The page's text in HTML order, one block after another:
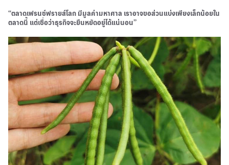
“ตลาดเฟรนช์ฟรายส์โลก มีมูลค่ามหาศาล เราอาจขอส่วนแบ่งเพียงเล็กน้อยใน
ตลาดนี้ แต่เชื่อว่าธุรกิจจะยืนหยัดอยู่ได้แน่นอน”